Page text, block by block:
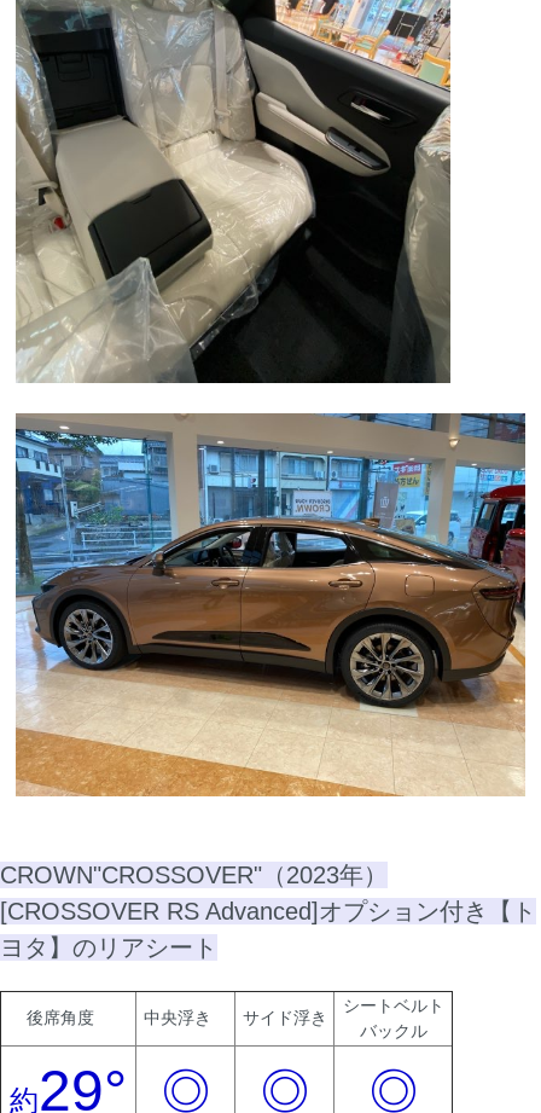
CROWN"CROSSOVER"（2023年）
[CROSSOVER RS Advanced]オプション付き【ト
ヨタ】のリアシート
後席角度 中央浮き サイド浮き
シートベルト
バックル
約29° ◎ ◎ ◎